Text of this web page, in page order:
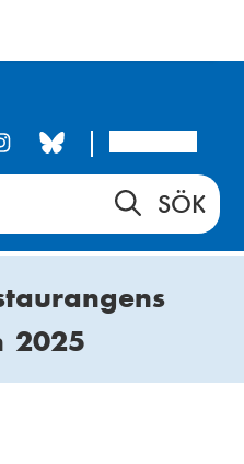
2025